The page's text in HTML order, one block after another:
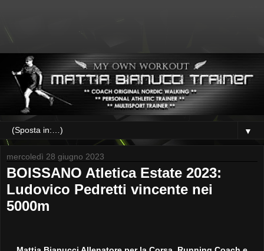
▼
mercoledì 28 giugno 2023
BOISSANO Atletica Estate 2023:
Ludovico Pedretti vincente nei
5000m